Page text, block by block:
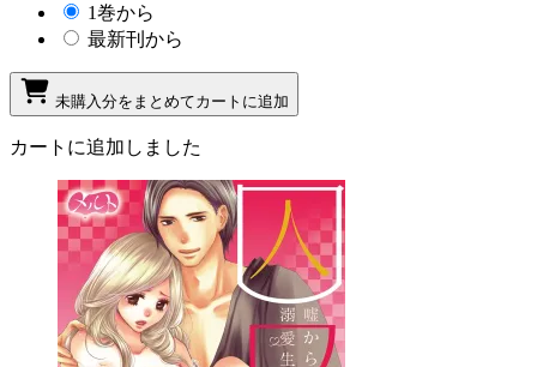
1巻から
最新刊から
未購入分をまとめてカートに追加
カートに追加しました